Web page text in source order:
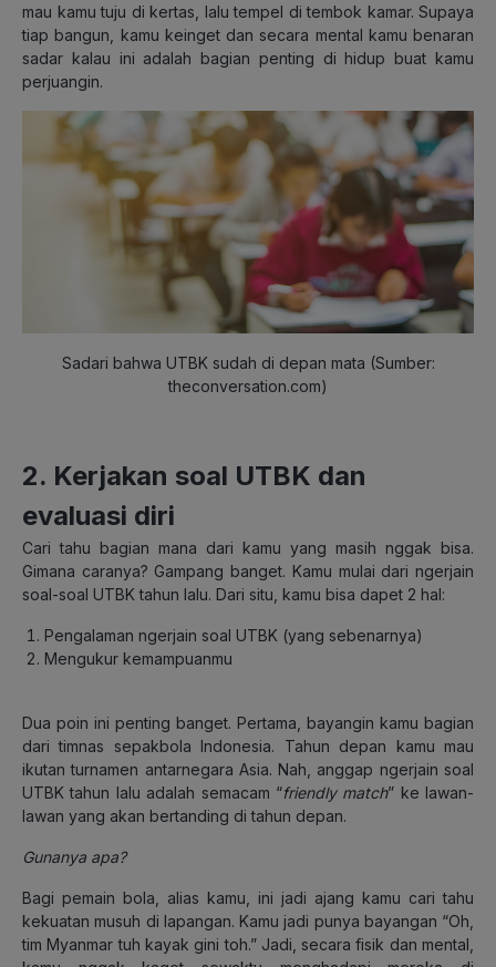
mau kamu tuju di kertas, lalu tempel di tembok kamar. Supaya
tiap bangun, kamu keinget dan secara mental kamu benaran
sadar kalau ini adalah bagian penting di hidup buat kamu
perjuangin.
Sadari bahwa UTBK sudah di depan mata (Sumber:
theconversation.com)
2. Kerjakan soal UTBK dan
evaluasi diri
Cari tahu bagian mana dari kamu yang masih nggak bisa.
Gimana caranya? Gampang banget. Kamu mulai dari ngerjain
soal-soal UTBK tahun lalu. Dari situ, kamu bisa dapet 2 hal:
Pengalaman ngerjain soal UTBK (yang sebenarnya)
Mengukur kemampuanmu
Dua poin ini penting banget. Pertama, bayangin kamu bagian
dari timnas sepakbola Indonesia. Tahun depan kamu mau
ikutan turnamen antarnegara Asia. Nah, anggap ngerjain soal
UTBK tahun lalu adalah semacam “friendly match” ke lawan-
lawan yang akan bertanding di tahun depan.
Gunanya apa?
Bagi pemain bola, alias kamu, ini jadi ajang kamu cari tahu
kekuatan musuh di lapangan. Kamu jadi punya bayangan “Oh,
tim Myanmar tuh kayak gini toh.” Jadi, secara fisik dan mental,